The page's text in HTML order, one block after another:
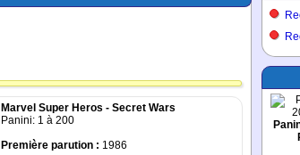
Marvel Super Heros - Secret Wars
Panini: 1 à 200
Première parution : 1986